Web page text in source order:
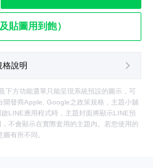
貼圖用到飽）
說明
下方功能選單只能呈現系統預設的圖示，可
發商Apple, Google之政策規格，主題小舖
LINE應用程式時，主題封面將顯示LINE預
不會顯示在實際套用的主題內。若您使用的
有所不同。